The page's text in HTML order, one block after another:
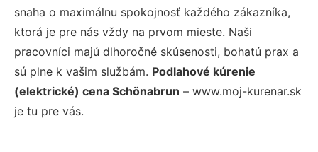
snaha o maximálnu spokojnosť každého zákazníka,
ktorá je pre nás vždy na prvom mieste. Naši
pracovníci majú dlhoročné skúsenosti, bohatú prax a
sú plne k vašim službám. Podlahové kúrenie
(elektrické) cena Schönabrun – www.moj-kurenar.sk
je tu pre vás.